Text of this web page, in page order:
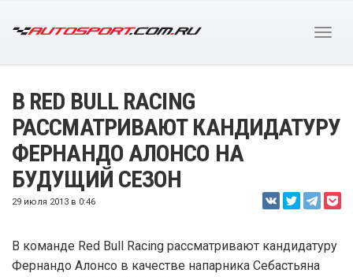
В RED BULL RACING
РАССМАТРИВАЮТ КАНДИДАТУРУ
ФЕРНАНДО АЛОНСО НА
БУДУЩИЙ СЕЗОН
29 июля 2013 в 0:46
В команде Red Bull Racing рассматривают кандидатуру
Фернандо Алонсо в качестве напарника Себастьяна